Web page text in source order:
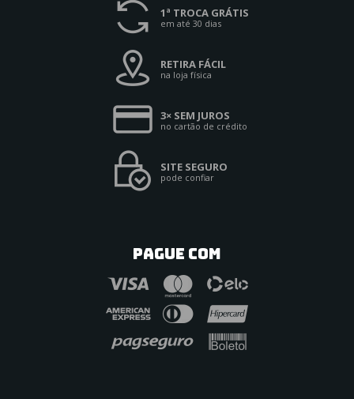
1ª TROCA GRÁTIS
em até 30 dias
RETIRA FÁCIL
na loja física
3× SEM JUROS
no cartão de crédito
SITE SEGURO
pode confiar
PAGUE COM